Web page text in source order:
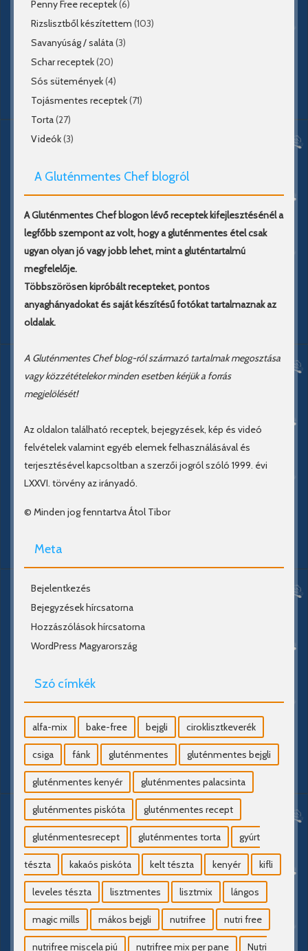
Penny Free receptek(6)
Rizslisztből készítettem (103)
Savanyúság / saláta(3)
Schar receptek(20)
Sós sütemények(4)
Tojásmentes receptek(71)
Torta(27)
Videók(3)
A Gluténmentes Chef blogról
A Gluténmentes Chef blogon lévő receptek kifejlesztésénél a
legfőbb szempont az volt, hogy a gluténmentes étel csak
ugyan olyan jó vagy jobb lehet, mint a gluténtartalmú
megfelelője.
Többszörösen kipróbált recepteket, pontos
anyaghányadokat és saját készítésű fotókat tartalmaznak az
oldalak.
A Gluténmentes Chef blog-ról származó tartalmak megosztása
vagy közzétételekor minden esetben kérjük a forrás
megjelölését!
Az oldalon található receptek, bejegyzések, kép és videó
felvételek valamint egyéb elemek felhasználásával és
terjesztésével kapcsoltban a szerzői jogról szóló 1999. évi
LXXVI. törvény az irányadó.
© Minden jog fenntartva Átol Tibor
Meta
Bejelentkezés
Bejegyzések hírcsatorna
Hozzászólások hírcsatorna
WordPress Magyarország
Szó címkék
alfa-mix bake-free bejgli ciroklisztkeverék
csiga fánk gluténmentes gluténmentes bejgli
gluténmentes kenyér gluténmentes palacsinta
gluténmentes piskóta gluténmentes recept
gluténmentesrecept gluténmentes torta gyúrt
tészta kakaós piskóta kelt tészta kenyér kifli
leveles tészta lisztmentes lisztmix lángos
magic mills mákos bejgli nutrifree nutri free
nutrifree miscela piú nutrifree mix per pane Nutri